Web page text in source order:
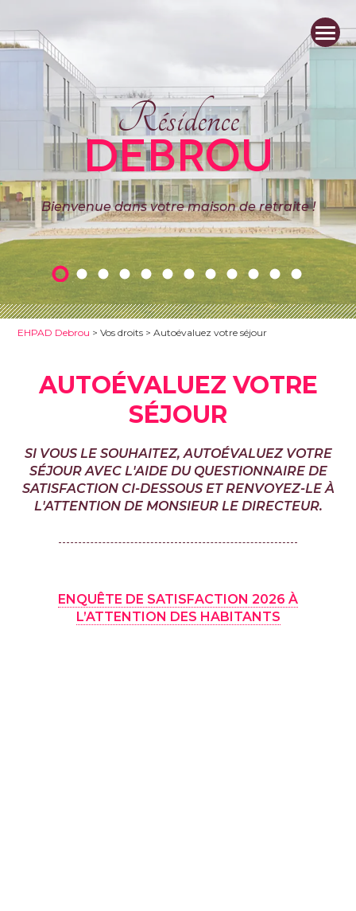
Résidence
DEBROU
Bienvenue dans votre maison de retraite !
EHPAD Debrou >Vos droits >Autoévaluez votre séjour
AUTOÉVALUEZ VOTRE
SÉJOUR
SI VOUS LE SOUHAITEZ, AUTOÉVALUEZ VOTRE
SÉJOUR AVEC L'AIDE DU QUESTIONNAIRE DE
SATISFACTION CI-DESSOUS ET RENVOYEZ-LE À
L'ATTENTION DE MONSIEUR LE DIRECTEUR.
ENQUÊTE DE SATISFACTION 2026 À
L’ATTENTION DES HABITANTS